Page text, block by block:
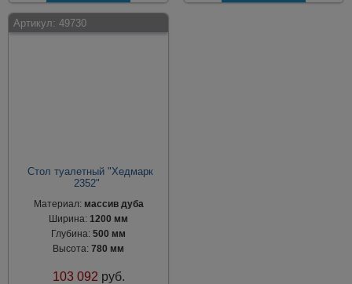
Артикул: 49730
Стол туалетный "Хедмарк
2352"
Материал: массив дуба
Ширина:1200 мм
Глубина:500 мм
Высота:780 мм
103 092 руб.